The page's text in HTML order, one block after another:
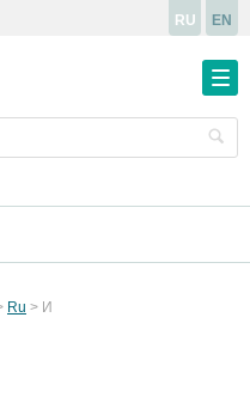
RU EN
Ru И